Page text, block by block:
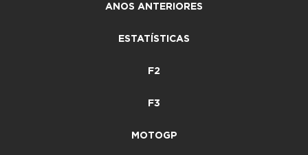
ANOS ANTERIORES
ESTATÍSTICAS
F2
F3
MOTOGP